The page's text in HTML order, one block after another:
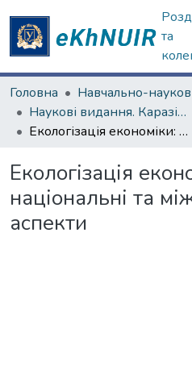
та
Головна
Наукові видання. Каразінський банківський інститут
Екологізація економіки: національні та міжнародні аспекти
Екологізація
національні та
аспекти